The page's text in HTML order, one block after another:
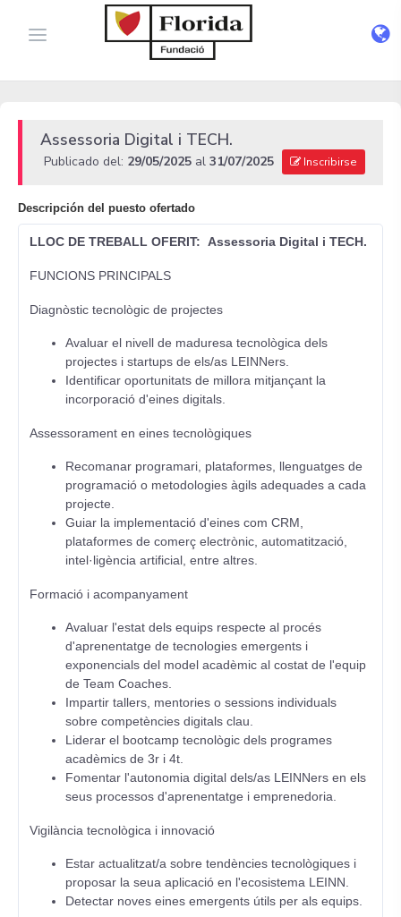
Assessoria Digital i TECH.
Publicado del: 29/05/2025 al 31/07/2025 Inscribirse
Descripción del puesto ofertado
LLOC DE TREBALL OFERIT: Assessoria Digital i TECH.
FUNCIONS PRINCIPALS
Diagnòstic tecnològic de projectes
Avaluar el nivell de maduresa tecnològica dels
projectes i startups de els/as LEINNers.
Identificar oportunitats de millora mitjançant la
incorporació d'eines digitals.
Assessorament en eines tecnològiques
Recomanar programari, plataformes, llenguatges de
programació o metodologies àgils adequades a cada
projecte.
Guiar la implementació d'eines com CRM,
plataformes de comerç electrònic, automatització,
intel·ligència artificial, entre altres.
Formació i acompanyament
Avaluar l'estat dels equips respecte al procés
d'aprenentatge de tecnologies emergents i
exponencials del model acadèmic al costat de l'equip
de Team Coaches.
Impartir tallers, mentories o sessions individuals
sobre competències digitals clau.
Liderar el bootcamp tecnològic dels programes
acadèmics de 3r i 4t.
Fomentar l'autonomia digital dels/as LEINNers en els
seus processos d'aprenentatge i emprenedoria.
Vigilància tecnològica i innovació
Estar actualitzat/a sobre tendències tecnològiques i
proposar la seua aplicació en l'ecosistema LEINN.
Detectar noves eines emergents útils per als equips.